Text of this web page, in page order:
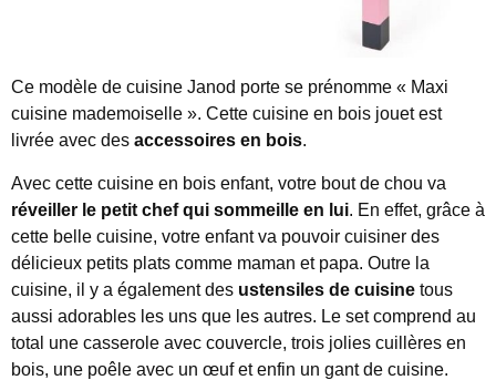
Ce modèle de cuisine Janod porte se prénomme « Maxi
cuisine mademoiselle ». Cette cuisine en bois jouet est
livrée avec des accessoires en bois.
Avec cette cuisine en bois enfant, votre bout de chou va
réveiller le petit chef qui sommeille en lui. En effet, grâce à
cette belle cuisine, votre enfant va pouvoir cuisiner des
délicieux petits plats comme maman et papa. Outre la
cuisine, il y a également des ustensiles de cuisine tous
aussi adorables les uns que les autres. Le set comprend au
total une casserole avec couvercle, trois jolies cuillères en
bois, une poêle avec un œuf et enfin un gant de cuisine.